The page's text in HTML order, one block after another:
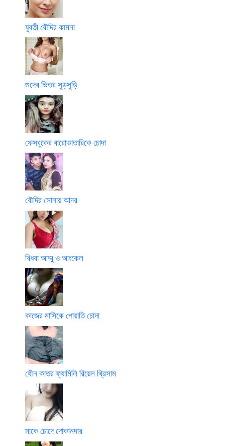
যুবতী বৌদির কামনা
গুদের ভিতর সুড়সুড়ি
ফেসবুকের বারোভাতারিকে চোদা
বৌদির সোনায় আদর
বিধবা আম্মু ও আংকেল
কাজের মাসিকে পোয়াতি চোদা
যৌন কাতর ফ্যামিলি রিয়েল থ্রিসাম
মাকে চোদে দোকানদার